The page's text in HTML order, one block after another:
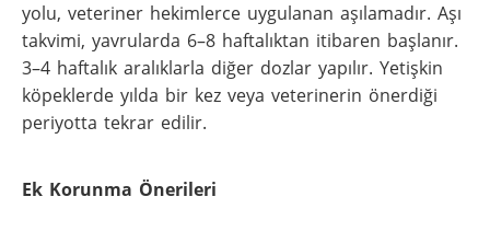
yolu, veteriner hekimlerce uygulanan aşılamadır. Aşı
takvimi, yavrularda 6–8 haftalıktan itibaren başlanır.
3–4 haftalık aralıklarla diğer dozlar yapılır. Yetişkin
köpeklerde yılda bir kez veya veterinerin önerdiği
periyotta tekrar edilir.
Ek Korunma Önerileri